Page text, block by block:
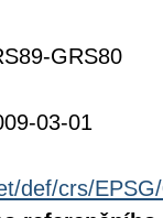
GRS80
03-01
def/crs/